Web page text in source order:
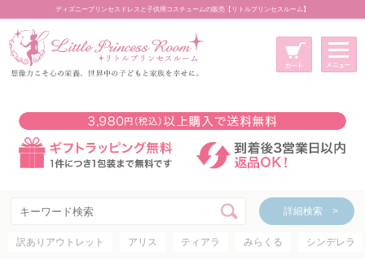
ディズニープリンセスドレスと子供用コスチュームの販売【リトルプリンセスルーム】
詳細検索 >
訳ありアウトレット アリス ティアラ みらくる シンデレラ
新規会員登録
マイページ
カート
詳細検索 >
アイテムカテゴリー